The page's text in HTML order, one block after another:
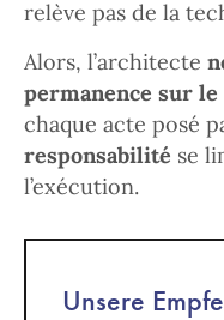
relève pas de la
Alors, l’architecte
permanence sur
chaque acte posé
responsabilité se
l’exécution.
Unsere